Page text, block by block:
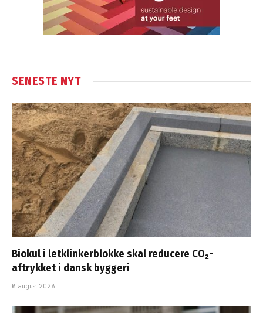
SENESTE NYT
Biokul i letklinkerblokke skal reducere CO₂-
aftrykket i dansk byggeri
6. august 2026